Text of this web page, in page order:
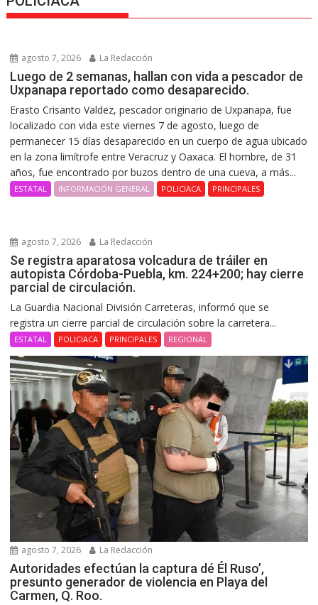
agosto 7, 2026 La Redacción
Luego de 2 semanas, hallan con vida a pescador de
Uxpanapa reportado como desaparecido.
Erasto Crisanto Valdez, pescador originario de Uxpanapa, fue
localizado con vida este viernes 7 de agosto, luego de
permanecer 15 días desaparecido en un cuerpo de agua ubicado
en la zona limítrofe entre Veracruz y Oaxaca. El hombre, de 31
años, fue encontrado por buzos dentro de una cueva, a más...
ESTATAL INFORMACIÓN GENERAL POLICIACA PRINCIPALES
agosto 7, 2026 La Redacción
Se registra aparatosa volcadura de tráiler en
autopista Córdoba-Puebla, km. 224+200; hay cierre
parcial de circulación.
La Guardia Nacional División Carreteras, informó que se
registra un cierre parcial de circulación sobre la carretera...
ESTATAL POLICIACA PRINCIPALES REGIONAL
agosto 7, 2026 La Redacción
Autoridades efectúan la captura dé Él Ruso’,
presunto generador de violencia en Playa del
Carmen, Q. Roo.